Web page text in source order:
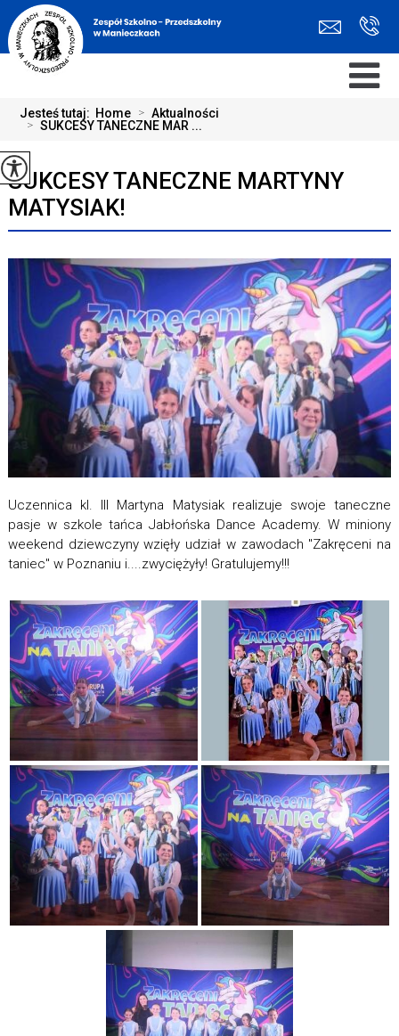
Jesteś tutaj: Home > Aktualności
> SUKCESY TANECZNE MAR ...
SUKCESY TANECZNE MARTYNY
MATYSIAK!
Uczennica kl. III Martyna Matysiak realizuje swoje taneczne
pasje w szkole tańca Jabłońska Dance Academy. W miniony
weekend dziewczyny wzięły udział w zawodach "Zakręceni na
taniec" w Poznaniu i....zwyciężyły! Gratulujemy!!!